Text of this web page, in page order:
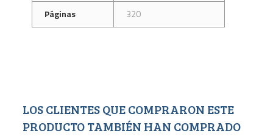
Páginas
320
LOS CLIENTES QUE COMPRARON ESTE
PRODUCTO TAMBIÉN HAN COMPRADO